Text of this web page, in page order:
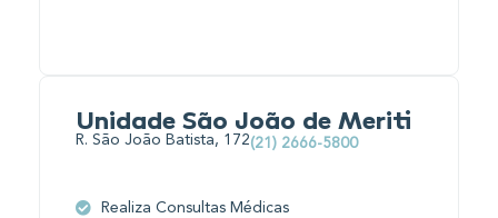
Unidade São João de Meriti
R. São João Batista, 172(21) 2666-5800
Realiza Consultas Médicas